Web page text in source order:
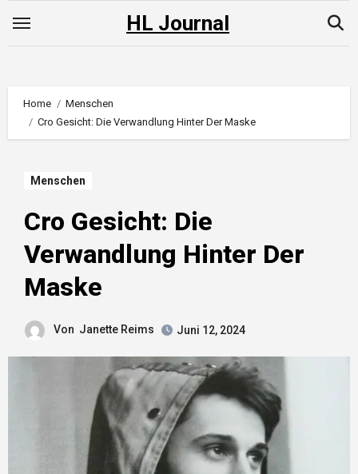
HL Journal
Home
Menschen
Cro Gesicht: Die Verwandlung Hinter Der Maske
Menschen
Cro Gesicht: Die
Verwandlung Hinter Der
Maske
Von Janette Reims Juni 12, 2024